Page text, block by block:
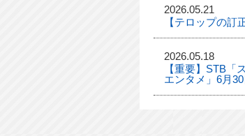
2026.05.21
【テロップの訂
2026.05.18
【重要】STB
エンタメ」6月